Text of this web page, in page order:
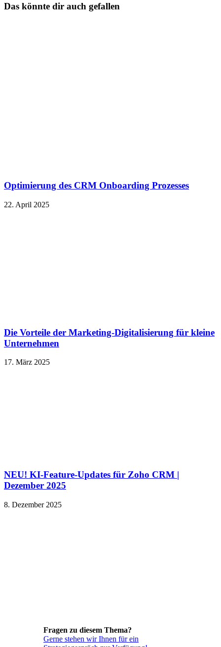
Das könnte dir auch gefallen
Optimierung des CRM Onboarding Prozesses
22. April 2025
Die Vorteile der Marketing-Digitalisierung für kleine
Unternehmen
17. März 2025
NEU! KI-Feature-Updates für Zoho CRM |
Dezember 2025
8. Dezember 2025
Fragen zu diesem Thema?
Gerne stehen wir Ihnen für ein